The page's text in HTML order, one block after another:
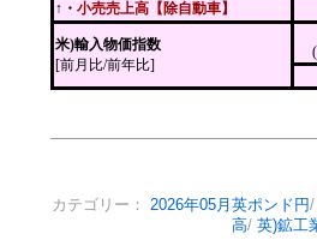
↑・ 小売売上高【除自動車】
米)輸入物価指数
[前月比/前年比]
カテゴリー： 2026年05月英ポンド円
高/ 英)鉱工